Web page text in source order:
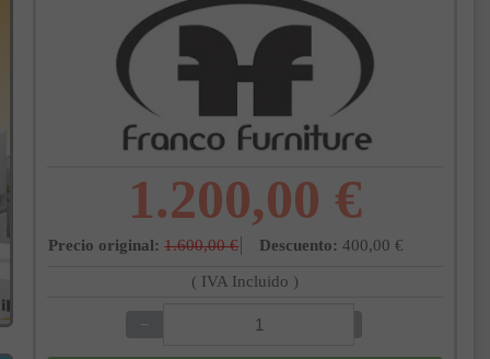
1.200,00 €
Precio original: 1.600,00 € Descuento: 400,00 €
( IVA Incluido )
−